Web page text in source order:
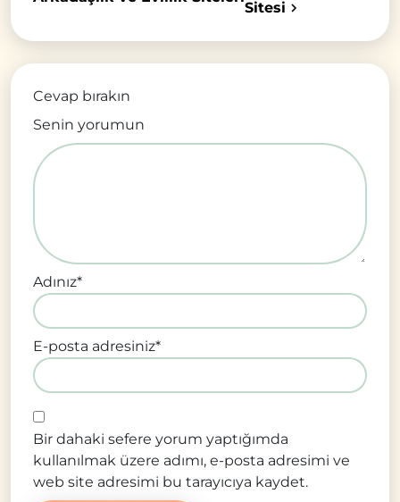
Sitesi
Cevap bırakın
Senin yorumun
Adınız*
E-posta adresiniz*
Bir dahaki sefere yorum yaptığımda
kullanılmak üzere adımı, e-posta adresimi ve
web site adresimi bu tarayıcıya kaydet.